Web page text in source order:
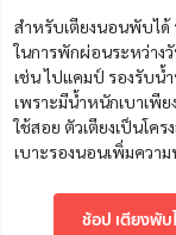
สำหรับเตียงนอนพับได้
ในการพักผ่อนระหว่าง
เช่น ไปแคมป์ รองรับน้
เพราะมีน้ำหนักเบาเพี
ใช้สอย ตัวเตียงเป็นโค
เบาะรองนอนเพิ่มควา
ช้อป เตียงพับ